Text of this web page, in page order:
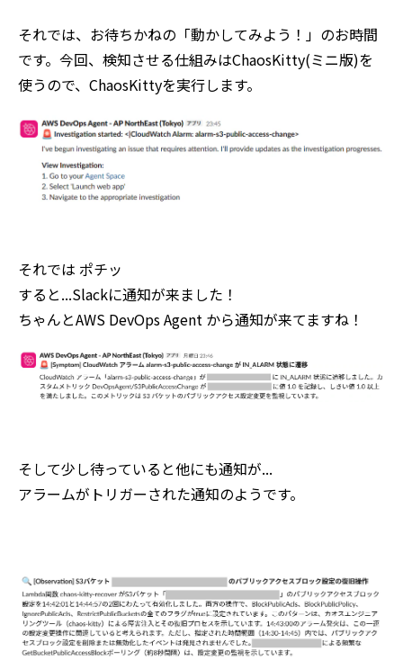
それでは、お待ちかねの「動かしてみよう！」のお時間
です。今回、検知させる仕組みはChaosKitty(ミニ版)を
使うので、ChaosKittyを実行します。
それでは ポチッ
すると...Slackに通知が来ました！
ちゃんとAWS DevOps Agent から通知が来てますね！
そして少し待っていると他にも通知が...
アラームがトリガーされた通知のようです。